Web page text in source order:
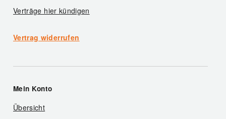
Verträge hier kündigen
Vertrag widerrufen
Mein Konto
Übersicht